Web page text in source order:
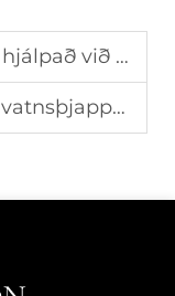
gegn dúskdýrum?
máttressvarnir